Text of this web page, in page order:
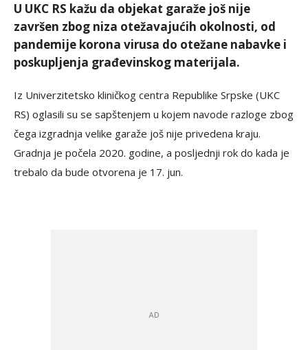
U UKC RS kažu da objekat garaže još nije
završen zbog niza otežavajućih okolnosti, od
pandemije korona virusa do otežane nabavke i
poskupljenja građevinskog materijala.
Iz Univerzitetsko kliničkog centra Republike Srpske (UKC
RS) oglasili su se sapštenjem u kojem navode razloge zbog
čega izgradnja velike garaže još nije privedena kraju.
Gradnja je počela 2020. godine, a posljednji rok do kada je
trebalo da bude otvorena je 17. jun.